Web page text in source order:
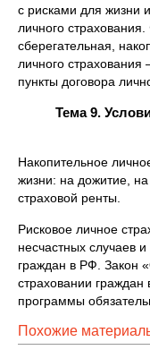
с рисками для жизни
личного
сберегательная,
личного
пункты договора
Тема 9.
Накопительное
жизни: на дожитие,
страховой ренты.
Рисковое личное
несчастных случаев
граждан в РФ. Закон
страховании
программы
Похожие